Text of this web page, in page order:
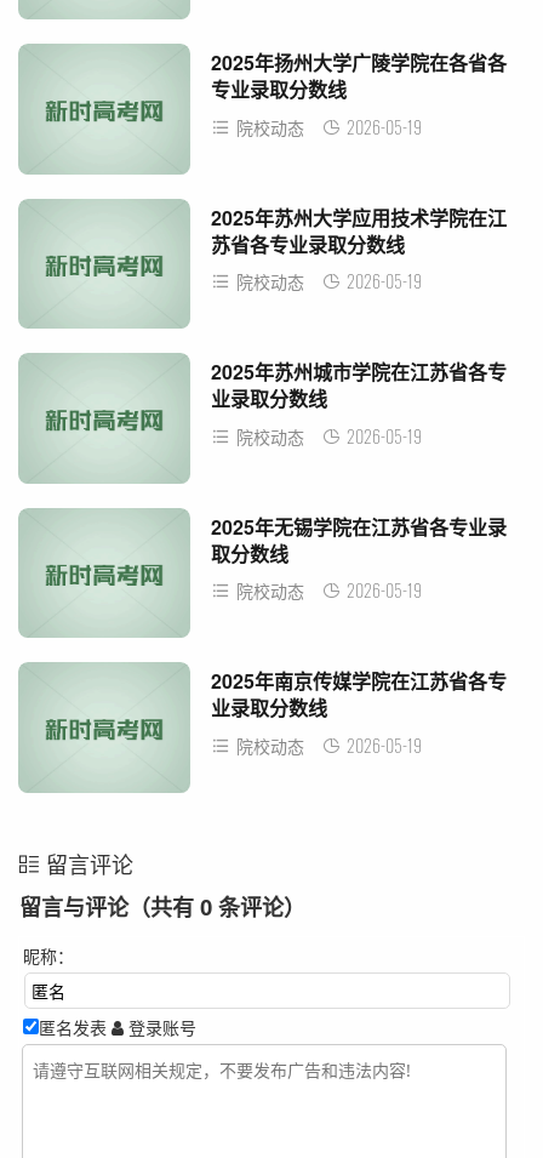
2025年扬州大学广陵学院在各省各
专业录取分数线
院校动态 2026-05-19
2025年苏州大学应用技术学院在江
苏省各专业录取分数线
院校动态 2026-05-19
2025年苏州城市学院在江苏省各专
业录取分数线
院校动态 2026-05-19
2025年无锡学院在江苏省各专业录
取分数线
院校动态 2026-05-19
2025年南京传媒学院在江苏省各专
业录取分数线
院校动态 2026-05-19
留言评论
留言与评论（共有 0 条评论）
昵称：
匿名发表 登录账号